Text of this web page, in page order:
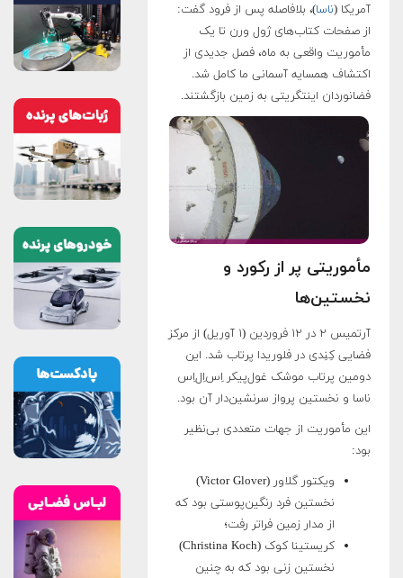
آمریکا (ناسا)، بلافاصله پس از فرود گفت:
از صفحات کتاب‌های ژول ورن تا یک
مأموریت واقعی به ماه، فصل جدیدی از
اکتشاف همسایه آسمانی ما کامل شد.
فضانوردان اینتگریتی به زمین بازگشتند.
مأموریتی پر از رکورد و
نخستین‌ها
آرتمیس ۲ در ۱۲ فروردین (۱ آوریل) از مرکز
فضایی کِنِدی در فلوریدا پرتاب شد. این
دومین پرتاب موشک غول‌پیکر اِس‌اِل‌اِس
ناسا و نخستین پرواز سرنشین‌دار آن بود.
این مأموریت از جهات متعددی بی‌نظیر
بود:
ویکتور گلاور (Victor Glover)
نخستین فرد رنگین‌پوستی بود که
از مدار زمین فراتر رفت؛
کریستینا کوک (Christina Koch)
نخستین زنی بود که به چنین